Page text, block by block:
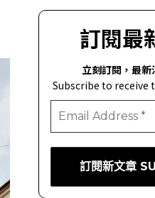
訂閱最
立刻訂閱，最
Subscribe to receive